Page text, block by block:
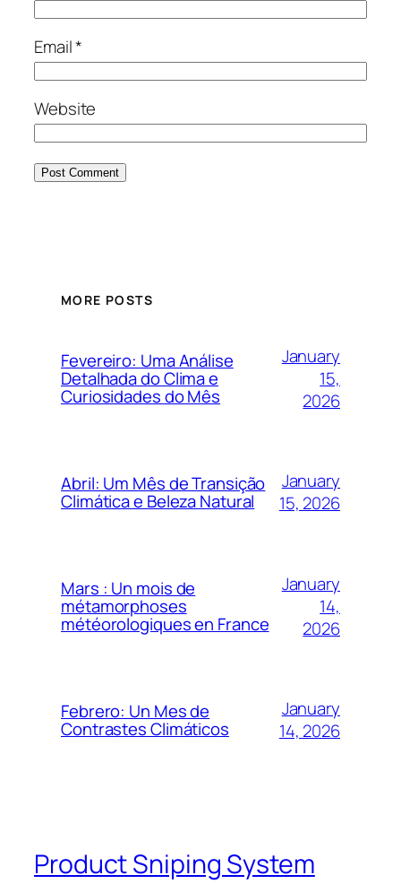
Email*
Website
MORE POSTS
Fevereiro: Uma Análise
Detalhada do Clima e
Curiosidades do Mês
January
15,
2026
Abril: Um Mês de Transição
Climática e Beleza Natural
January
15, 2026
Mars : Un mois de
métamorphoses
météorologiques en France
January
14,
2026
Febrero: Un Mes de
Contrastes Climáticos
January
14, 2026
Product Sniping System